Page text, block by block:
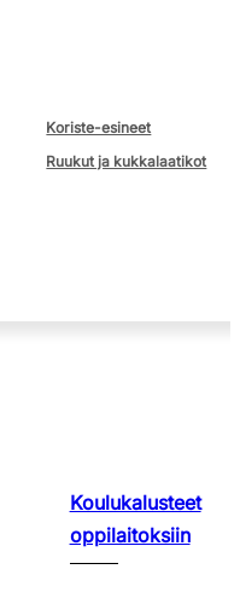
Koriste-esineet
Ruukut ja kukkalaatikot
Koulukalusteet
oppilaitoksiin